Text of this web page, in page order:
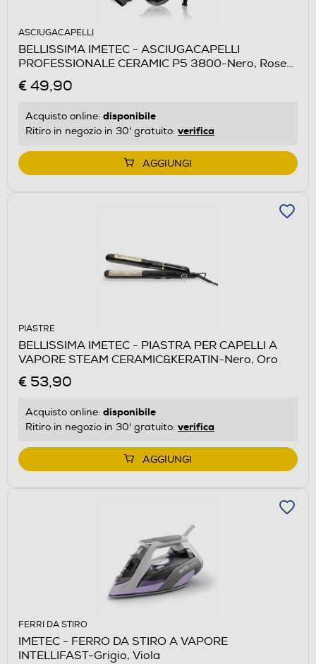
ASCIUGACAPELLI
BELLISSIMA IMETEC - ASCIUGACAPELLI
PROFESSIONALE CERAMIC P5 3800-Nero, Rose
Gold
€ 49,90
Acquisto online: disponibile
Ritiro in negozio in 30' gratuito: verifica
AGGIUNGI
PIASTRE
BELLISSIMA IMETEC - PIASTRA PER CAPELLI A
VAPORE STEAM CERAMIC&KERATIN-Nero, Oro
€ 53,90
Acquisto online: disponibile
Ritiro in negozio in 30' gratuito: verifica
AGGIUNGI
FERRI DA STIRO
IMETEC - FERRO DA STIRO A VAPORE
INTELLIFAST-Grigio, Viola